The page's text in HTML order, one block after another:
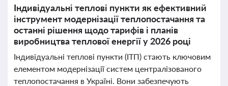
Індивідуальні теплові пункти як ефективний
інструмент модернізації теплопостачання та
останні рішення щодо тарифів і планів
виробництва теплової енергії у 2026 році
Індивідуальні теплові пункти (ІТП) стають ключовим
елементом модернізації систем централізованого
теплопостачання в Україні. Вони забезпечують